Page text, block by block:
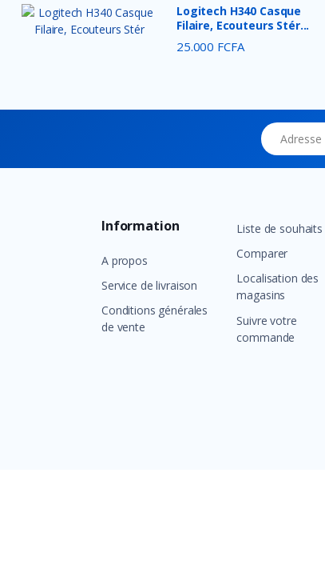
Logitech H340 Casque
Filaire, Ecouteurs Stér...
25.000 FCFA
Adresse Email
Information
A propos
Service de livraison
Conditions générales
de vente
Liste de souhaits
Comparer
Localisation des
magasins
Suivre votre
commande